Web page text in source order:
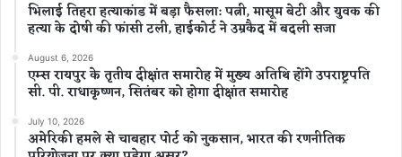
भिलाई तिहरा हत्याकांड में बड़ा फैसला: पत्नी, मासूम बेटी और युवक की
हत्या के दोषी की फांसी टली, हाईकोर्ट ने उम्रकैद में बदली सजा
August 6, 2026
एम्स रायपुर के तृतीय दीक्षांत समारोह में मुख्य अतिथि होंगे उपराष्ट्रपति
सी. पी. राधाकृष्णन, सितंबर को होगा दीक्षांत समारोह
July 10, 2026
अमेरिकी हमले से चाबहार पोर्ट को नुकसान, भारत की रणनीतिक